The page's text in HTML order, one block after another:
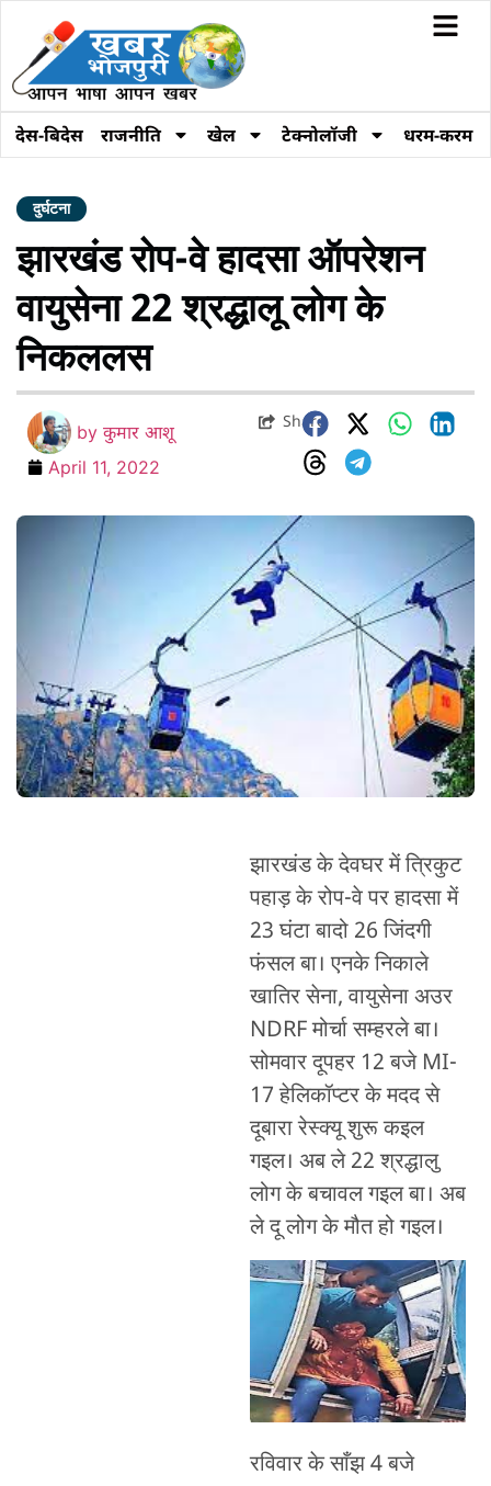
देस-बिदेस राजनीति खेल टेक्नोलॉजी धरम-करम
दुर्घटना
झारखंड रोप-वे हादसा ऑपरेशन
वायुसेना 22 श्रद्धालू लोग के
निकललस
by कुमार आशू
April 11, 2022
Share
झारखंड के देवघर में त्रिकुट
पहाड़ के रोप-वे पर हादसा में
23 घंटा बादो 26 जिंदगी
फंसल बा। एनके निकाले
खातिर सेना, वायुसेना अउर
NDRF मोर्चा सम्हरले बा।
सोमवार दूपहर 12 बजे MI-
17 हेलिकॉप्टर के मदद से
दूबारा रेस्क्यू शुरू कइल
गइल। अब ले 22 श्रद्धालु
लोग के बचावल गइल बा। अब
ले दू लोग के मौत हो गइल।
रविवार के साँझ 4 बजे